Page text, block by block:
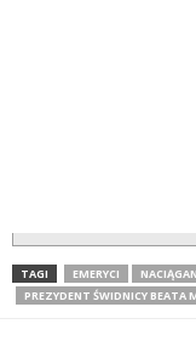
TAGI EMERYCI
PREZYDENT ŚWIDNICY BEATA